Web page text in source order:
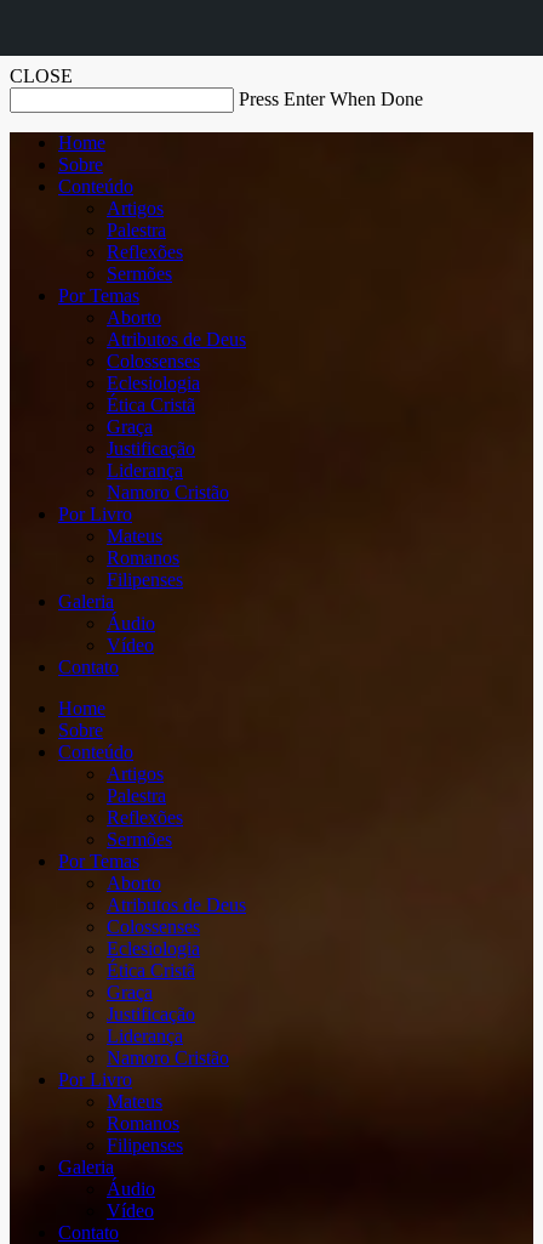
CLOSE
Press Enter When Done
Home
Sobre
Conteúdo
Artigos
Palestra
Reflexões
Sermões
Por Temas
Aborto
Atributos de Deus
Colossenses
Eclesiologia
Ética Cristã
Graça
Justificação
Liderança
Namoro Cristão
Por Livro
Mateus
Romanos
Filipenses
Galeria
Áudio
Vídeo
Contato
Home
Sobre
Conteúdo
Artigos
Palestra
Reflexões
Sermões
Por Temas
Aborto
Atributos de Deus
Colossenses
Eclesiologia
Ética Cristã
Graça
Justificação
Liderança
Namoro Cristão
Por Livro
Mateus
Romanos
Filipenses
Galeria
Áudio
Vídeo
Contato